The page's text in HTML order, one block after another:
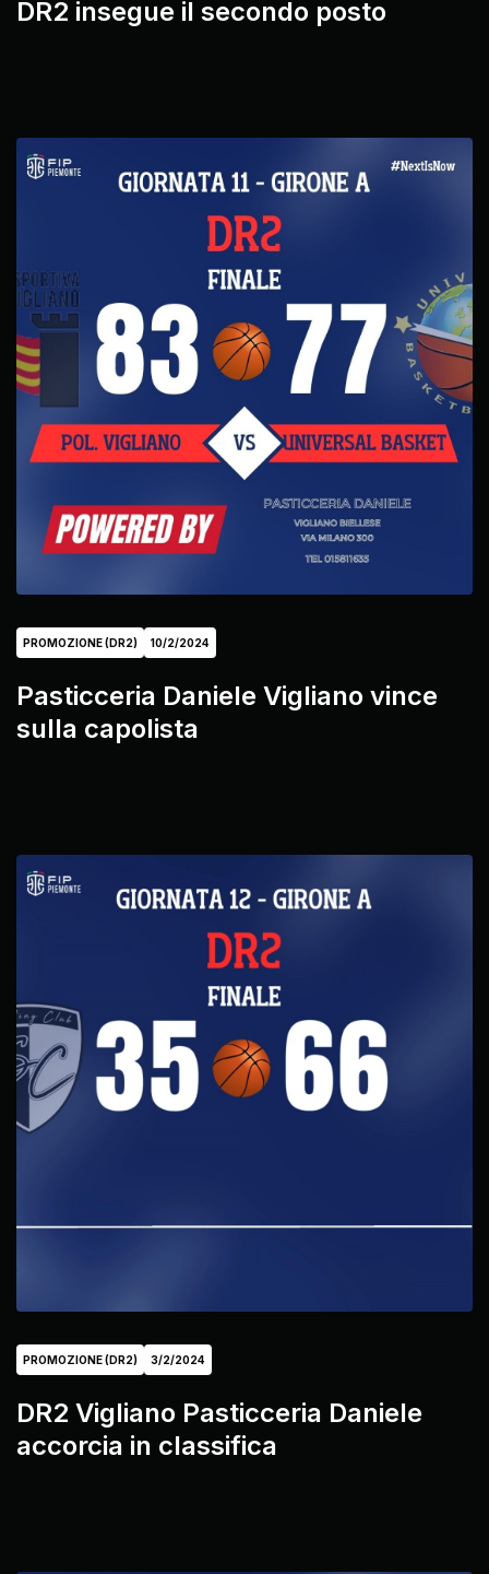
DR2 insegue il secondo posto
PROMOZIONE (DR2) 10/2/2024
Pasticceria Daniele Vigliano vince
sulla capolista
PROMOZIONE (DR2) 3/2/2024
DR2 Vigliano Pasticceria Daniele
accorcia in classifica